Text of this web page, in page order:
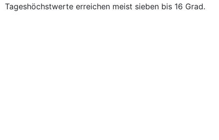
Tageshöchstwerte erreichen meist sieben bis 16 Grad.